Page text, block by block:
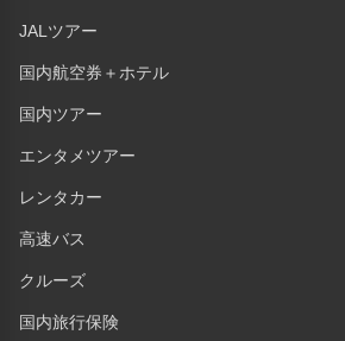
JALツアー
国内航空券＋ホテル
国内ツアー
エンタメツアー
レンタカー
高速バス
クルーズ
国内旅行保険